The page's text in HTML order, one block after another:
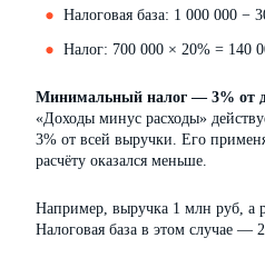
Налоговая база: 1 000 000 −
Налог: 700 000 × 20% = 140
Минимальный налог — 3% от
«Доходы минус расходы»
3% от всей выручки. Его
расчёту оказался меньше.
Например, выручка 1 млн руб, а
Налоговая база в этом случае —